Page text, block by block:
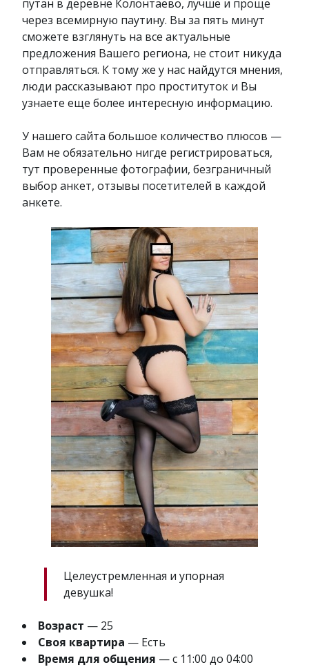
путан в деревне Колонтаево, лучше и проще
через всемирную паутину. Вы за пять минут
сможете взглянуть на все актуальные
предложения Вашего региона, не стоит никуда
отправляться. К тому же у нас найдутся мнения,
люди рассказывают про проституток и Вы
узнаете еще более интересную информацию.
У нашего сайта большое количество плюсов —
Вам не обязательно нигде регистрироваться,
тут проверенные фотографии, безграничный
выбор анкет, отзывы посетителей в каждой
анкете.
Целеустремленная и упорная
девушка!
Возраст — 25
Своя квартира — Есть
Время для общения — с 11:00 до 04:00